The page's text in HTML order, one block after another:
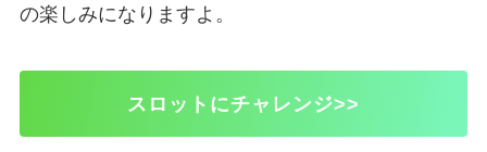
の楽しみになりますよ。
スロットにチャレンジ>>